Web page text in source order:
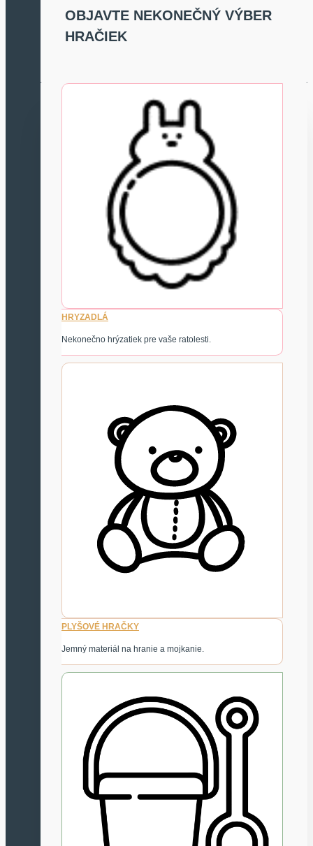
OBJAVTE NEKONEČNÝ VÝBER
HRAČIEK
HRYZADLÁ
Nekonečno hrýzatiek pre vaše ratolesti.
PLYŠOVÉ HRAČKY
Jemný materiál na hranie a mojkanie.